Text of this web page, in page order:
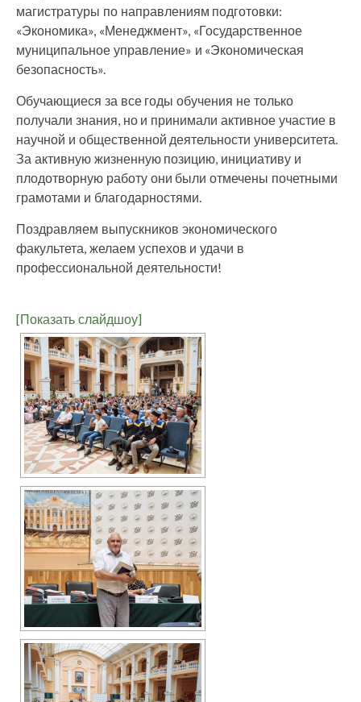
магистратуры по направлениям подготовки:
«Экономика», «Менеджмент», «Государственное
муниципальное управление» и «Экономическая
безопасность».
Обучающиеся за все годы обучения не только
получали знания, но и принимали активное участие в
научной и общественной деятельности университета.
За активную жизненную позицию, инициативу и
плодотворную работу они были отмечены почетными
грамотами и благодарностями.
Поздравляем выпускников экономического
факультета, желаем успехов и удачи в
профессиональной деятельности!
[Показать слайдшоу]